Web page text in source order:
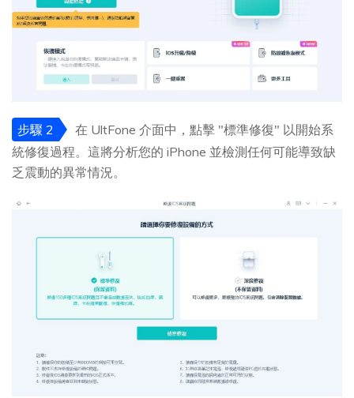
步驟 2
在 UltFone 介面中，點擊 "標準修復" 以開始系
統修復過程。這將分析您的 iPhone 並檢測任何可能導致缺
乏震動的異常情況。